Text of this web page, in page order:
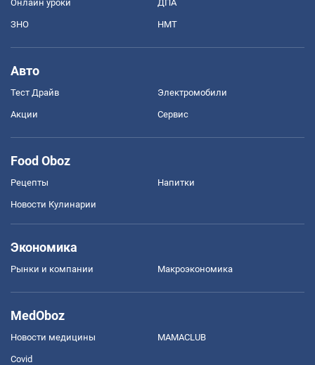
Онлайн уроки ДПА
ЗНО НМТ
Авто
Тест Драйв Электромобили
Акции Сервис
Food Oboz
Рецепты Напитки
Новости Кулинарии
Экономика
Рынки и компании Mакроэкономика
MedOboz
Новости медицины MAMACLUB
Covid